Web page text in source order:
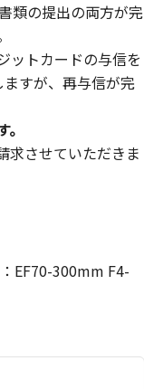
類の提出の両方が完
ットカードの与信を
すが、再与信が完
求させていただきま
EF70-300mm F4-